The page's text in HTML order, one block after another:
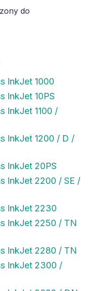
do
InkJet 1000
InkJet 10PS
InkJet 1100 /
InkJet 1200 / D /
InkJet 20PS
InkJet 2200 / SE /
InkJet 2230
InkJet 2250 / TN
InkJet 2280 / TN
InkJet 2300 /